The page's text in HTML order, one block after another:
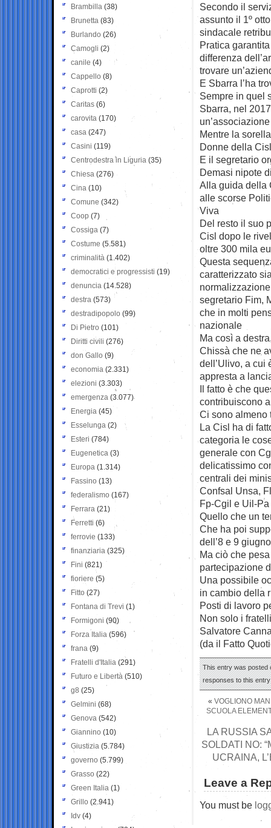
Secondo il
assunto il 1º
sindacale
Pratica
differenza
trovare
E Sbarra l’ha
Sempre in quel
Sbarra, nel
Mentre la
Donne della
E il segretario
Demasi nipote
Alla guida della
alle scorse
Viva
Del resto il suo
Cisl dopo le
oltre 300 mila
Questa
caratterizzato
segretario Fim,
che in molti
nazionale
Ma così a
Chissà che ne
dell’Ulivo, a cui
appresta a
Il fatto è che
contribuiscono
Ci sono almeno
La Cisl ha di
categoria le
generale con
delicatissimo
centrali dei
Confsal Unsa,
Fp-Cgil e Uil-Pa
Quello che un
Che ha poi
dell’8 e 9
Ma ciò che
partecipazione
Una possibile
in cambio della
Posti di lavoro
Non solo i
Salvatore
(da il Fatto
This entry was posted
responses to this
« VOGLIONO
SCUOLA
LA RUSSIA
SOLDATI NO:
UCRAINA,
Leave a
You must be
Brambilla (38)
Brunetta (83)
Burlando (26)
Camogli (2)
canile (4)
Cappello (8)
Caprotti (2)
Caritas (6)
carovita (170)
casa (247)
Casini (119)
Centrodestra in Liguria (35)
Chiesa (276)
Cina (10)
Comune (342)
Coop (7)
Cossiga (7)
Costume (5.581)
criminalità (1.402)
democratici e progressisti (19)
denuncia (14.528)
destra (573)
destradipopolo (99)
Di Pietro (101)
Diritti civili (276)
don Gallo (9)
economia (2.331)
elezioni (3.303)
emergenza (3.077)
Energia (45)
Esselunga (2)
Esteri (784)
Eugenetica (3)
Europa (1.314)
Fassino (13)
federalismo (167)
Ferrara (21)
Ferretti (6)
ferrovie (133)
finanziaria (325)
Fini (821)
fioriere (5)
Fitto (27)
Fontana di Trevi (1)
Formigoni (90)
Forza Italia (596)
frana (9)
Fratelli d'Italia (291)
Futuro e Libertà (510)
g8 (25)
Gelmini (68)
Genova (542)
Giannino (10)
Giustizia (5.784)
governo (5.799)
Grasso (22)
Green Italia (1)
Grillo (2.941)
Idv (4)